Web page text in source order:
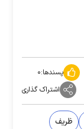
پسندها:۰
اشتراک گذاری
ظریف